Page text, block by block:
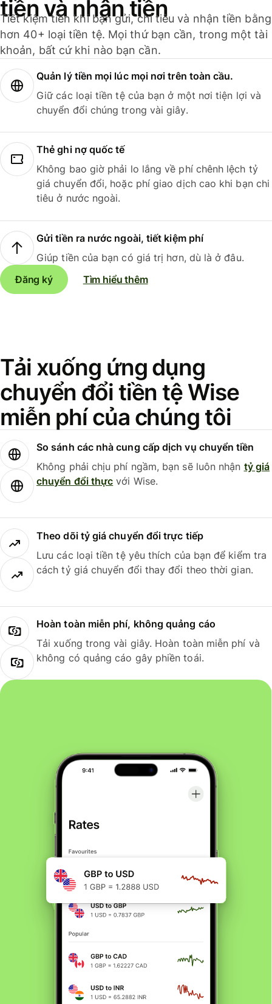
tiền và nhận tiền
Tiết kiệm tiền khi bạn gửi, chi tiêu và nhận tiền bằng
hơn 40+ loại tiền tệ. Mọi thứ bạn cần, trong một tài
khoản, bất cứ khi nào bạn cần.
Quản lý tiền mọi lúc mọi nơi trên toàn cầu.
Giữ các loại tiền tệ của bạn ở một nơi tiện lợi và
chuyển đổi chúng trong vài giây.
Thẻ ghi nợ quốc tế
Không bao giờ phải lo lắng về phí chênh lệch tỷ
giá chuyển đổi, hoặc phí giao dịch cao khi bạn chi
tiêu ở nước ngoài.
Gửi tiền ra nước ngoài, tiết kiệm phí
Giúp tiền của bạn có giá trị hơn, dù là ở đâu.
Đăng ký
Tìm hiểu thêm
Tải xuống ứng dụng
chuyển đổi tiền tệ Wise
miễn phí của chúng tôi
So sánh các nhà cung cấp dịch vụ chuyển tiền
Không phải chịu phí ngầm, bạn sẽ luôn nhận tỷ giá
chuyển đổi thực với Wise.
Theo dõi tỷ giá chuyển đổi trực tiếp
Lưu các loại tiền tệ yêu thích của bạn để kiểm tra
cách tỷ giá chuyển đổi thay đổi theo thời gian.
Hoàn toàn miễn phí, không quảng cáo
Tải xuống trong vài giây. Hoàn toàn miễn phí và
không có quảng cáo gây phiền toái.